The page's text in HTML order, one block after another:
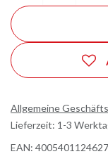
Allgemeine
Lieferzeit: 1-3
EAN: 4005401124627